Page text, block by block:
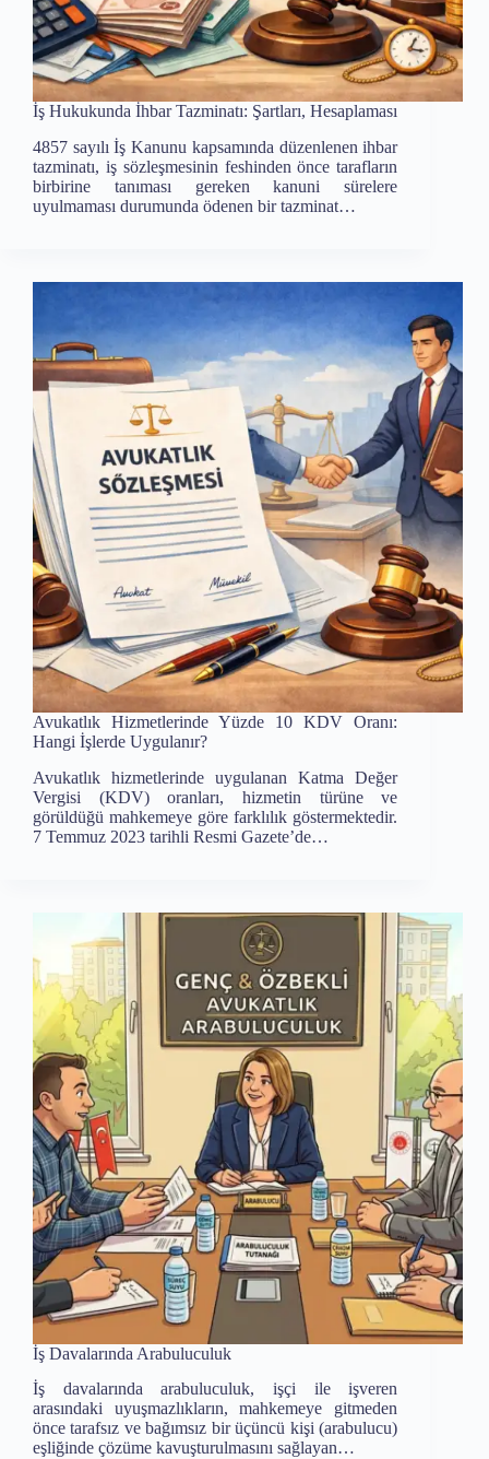
İş Hukukunda İhbar Tazminatı: Şartları, Hesaplaması
4857 sayılı İş Kanunu kapsamında düzenlenen ihbar
tazminatı, iş sözleşmesinin feshinden önce tarafların
birbirine tanıması gereken kanuni sürelere
uyulmaması durumunda ödenen bir tazminat…
Avukatlık Hizmetlerinde Yüzde 10 KDV Oranı:
Hangi İşlerde Uygulanır?
Avukatlık hizmetlerinde uygulanan Katma Değer
Vergisi (KDV) oranları, hizmetin türüne ve
görüldüğü mahkemeye göre farklılık göstermektedir.
7 Temmuz 2023 tarihli Resmi Gazete’de…
İş Davalarında Arabuluculuk
İş davalarında arabuluculuk, işçi ile işveren
arasındaki uyuşmazlıkların, mahkemeye gitmeden
önce tarafsız ve bağımsız bir üçüncü kişi (arabulucu)
eşliğinde çözüme kavuşturulmasını sağlayan…